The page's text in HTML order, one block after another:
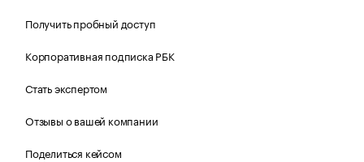
Получить пробный доступ
Корпоративная подписка РБК
Стать экспертом
Отзывы о вашей компании
Поделиться кейсом